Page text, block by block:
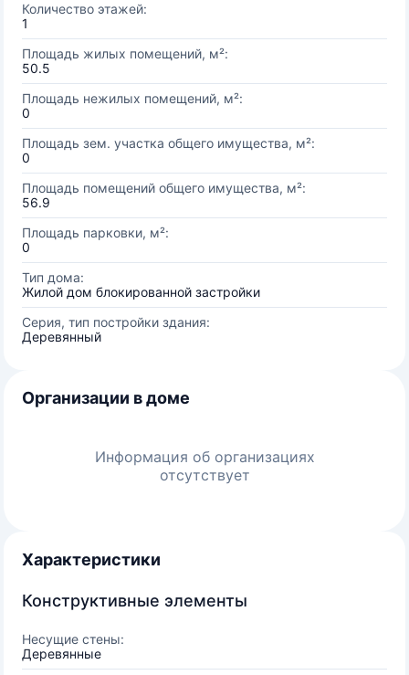
Количество этажей:
1
Площадь жилых помещений, м²:
50.5
Площадь нежилых помещений, м²:
0
Площадь зем. участка общего имущества, м²:
0
Площадь помещений общего имущества, м²:
56.9
Площадь парковки, м²:
0
Тип дома:
Жилой дом блокированной застройки
Серия, тип постройки здания:
Деревянный
Организации в доме
Информация об организациях
отсутствует
Характеристики
Конструктивные элементы
Несущие стены:
Деревянные